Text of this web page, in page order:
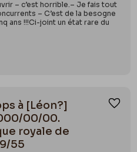
– c’est horrible.– Je fais tout
– C’est de la besogne
ans !!!Ci-joint un état rare du
à [Léon?]
00/00.
royale de
55